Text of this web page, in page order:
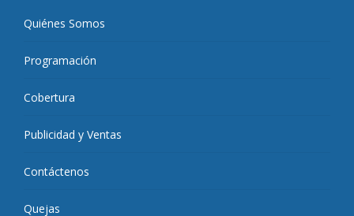
Quiénes Somos
Programación
Cobertura
Publicidad y Ventas
Contáctenos
Quejas